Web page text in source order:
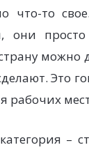
что-то
они
можно
Это
рабочих
–